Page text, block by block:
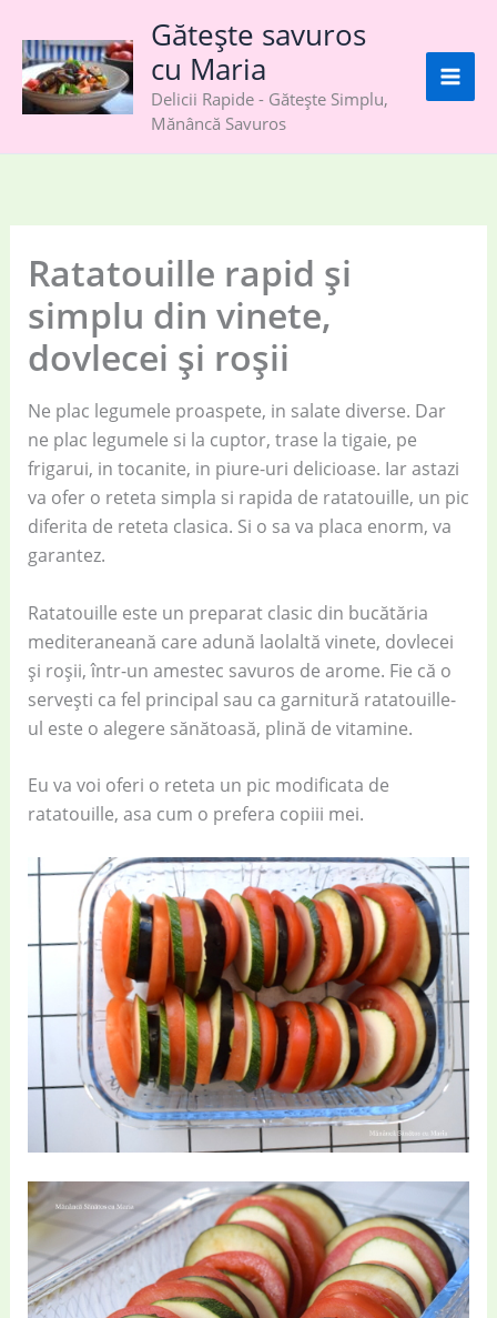
content
Gătește savuros
cu Maria
Delicii Rapide - Gătește Simplu,
Mănâncă Savuros
Ratatouille rapid și
simplu din vinete,
dovlecei și roșii
Ne plac legumele proaspete, in salate diverse. Dar
ne plac legumele si la cuptor, trase la tigaie, pe
frigarui, in tocanite, in piure-uri delicioase. Iar astazi
va ofer o reteta simpla si rapida de ratatouille, un pic
diferita de reteta clasica. Si o sa va placa enorm, va
garantez.
Ratatouille este un preparat clasic din bucătăria
mediteraneană care adună laolaltă vinete, dovlecei
și roșii, într-un amestec savuros de arome. Fie că o
servești ca fel principal sau ca garnitură ratatouille-
ul este o alegere sănătoasă, plină de vitamine.
Eu va voi oferi o reteta un pic modificata de
ratatouille, asa cum o prefera copiii mei.